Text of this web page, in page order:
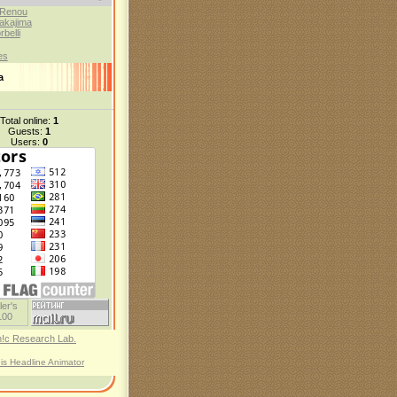
Total online: 1
Guests: 1
Users: 0
Headline Animator